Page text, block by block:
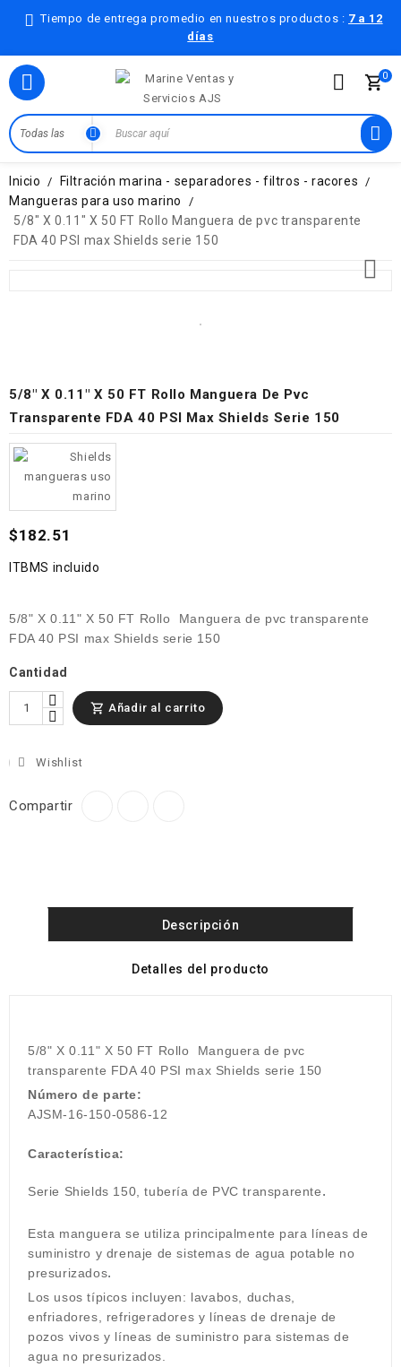
Tiempo de entrega promedio en nuestros productos : 7 a 12
días
 0
Inicio
Filtración marina - separadores - filtros - racores
Mangueras para uso marino
5/8" X 0.11" X 50 FT Rollo Manguera de pvc transparente
FDA 40 PSI max Shields serie 150

5/8" X 0.11" X 50 FT Rollo Manguera De Pvc
Transparente FDA 40 PSI Max Shields Serie 150
$182.51
ITBMS incluido
5/8" X 0.11" X 50 FT Rollo
Manguera de pvc transparente
FDA 40 PSI max Shields serie 150
Cantidad
 Añadir al carrito
Wishlist
Compartir
Descripción
Detalles del producto
5/8" X 0.11" X 50 FT Rollo
Manguera de pvc
transparente FDA 40 PSI max Shields serie 150
Número de parte:
AJSM-16-150-0586-12
Característica:
Serie Shields 150, tubería de PVC transparente.
Esta manguera se utiliza principalmente para líneas de
suministro y drenaje de sistemas de agua potable no
presurizados.
Los usos típicos incluyen: lavabos, duchas,
enfriadores, refrigeradores y líneas de drenaje de
pozos vivos y líneas de suministro para sistemas de
agua no presurizados.